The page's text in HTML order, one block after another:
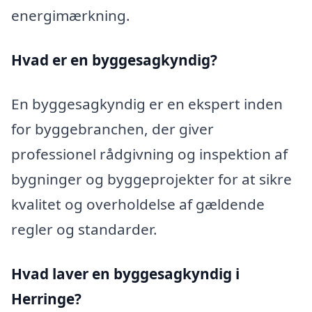
energimærkning.
Hvad er en byggesagkyndig?
En byggesagkyndig er en ekspert inden
for byggebranchen, der giver
professionel rådgivning og inspektion af
bygninger og byggeprojekter for at sikre
kvalitet og overholdelse af gældende
regler og standarder.
Hvad laver en byggesagkyndig i
Herringe?